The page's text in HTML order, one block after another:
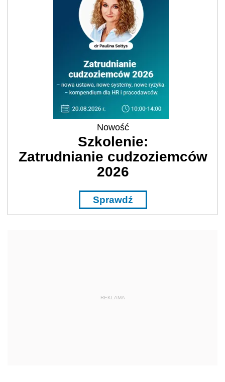
Nowość
Szkolenie:
Zatrudnianie cudzoziemców
2026
Sprawdź
REKLAMA